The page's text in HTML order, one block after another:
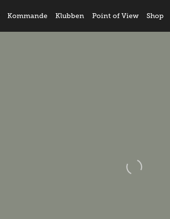
Kommande Klubben Point of View Shop